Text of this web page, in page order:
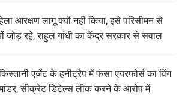
आरक्षण लागू क्यों नही किया, इसे परिसीमन से
जोड़ रहे, राहुल गांधी का केंद्र सरकार से सवाल
एजेंट के हनीट्रैप में फंसा एयरफोर्स का विंग
सीक्रेट डिटेल्स लीक करने के आरोप में